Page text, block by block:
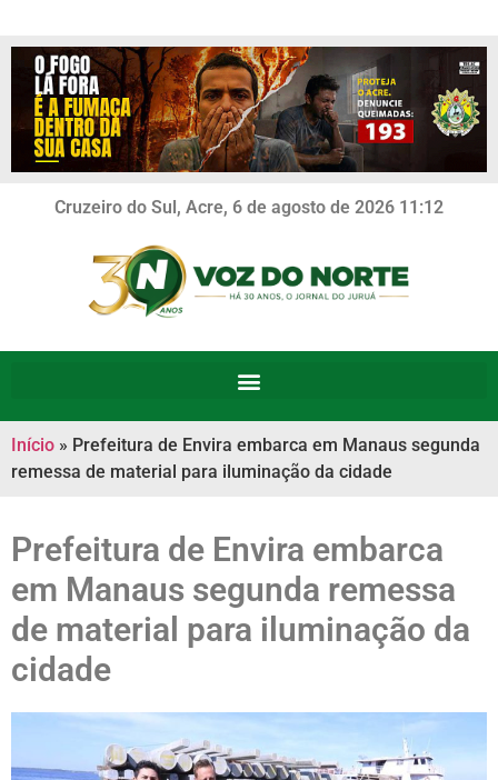
Cruzeiro do Sul, Acre, 6 de agosto de 2026 11:12
Início » Prefeitura de Envira embarca em Manaus segunda
remessa de material para iluminação da cidade
Prefeitura de Envira embarca
em Manaus segunda remessa
de material para iluminação da
cidade